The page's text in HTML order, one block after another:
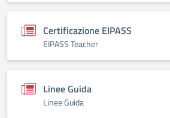
Certificazione EIPASS
EIPASS Teacher
Linee Guida
Linee Guida